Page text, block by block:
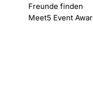
Freunde finden
Meet5 Event